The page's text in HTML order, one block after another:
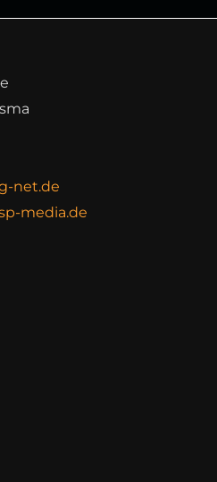
net.de
media.de